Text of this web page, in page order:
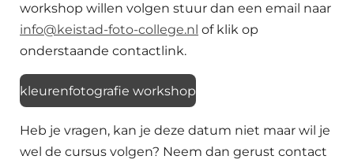
workshop willen volgen stuur dan een email naar
info@keistad-foto-college.nl of klik op
onderstaande contactlink.
kleurenfotografie workshop
Heb je vragen, kan je deze datum niet maar wil je
wel de cursus volgen? Neem dan gerust contact